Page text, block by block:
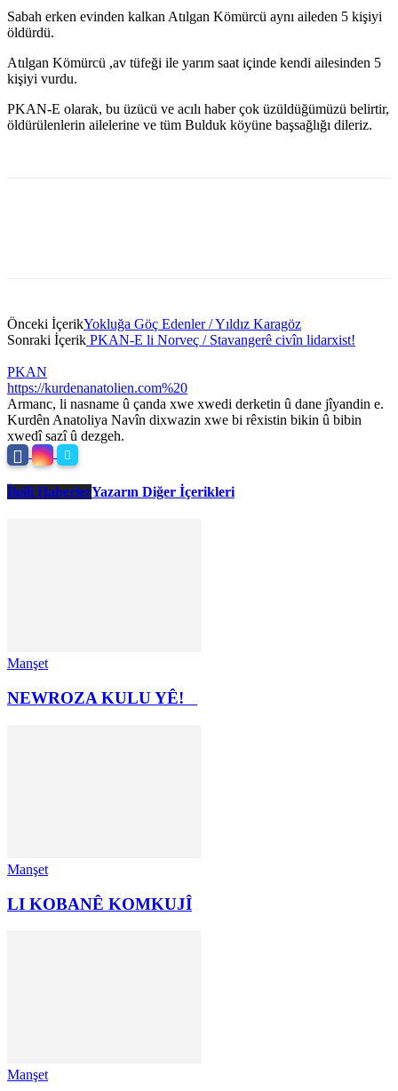
Sabah erken evinden kalkan Atılgan Kömürcü aynı aileden 5 kişiyi
öldürdü.
Atılgan Kömürcü ,av tüfeği ile yarım saat içinde kendi ailesinden 5
kişiyi vurdu.
PKAN-E olarak, bu üzücü ve acılı haber çok üzüldüğümüzü belirtir,
öldürülenlerin ailelerine ve tüm Bulduk köyüne başsağlığı dileriz.
Önceki İçerikYokluğa Göç Edenler / Yıldız Karagöz
Sonraki İçerik PKAN-E li Norveç / Stavangerê civîn lidarxist!
PKAN
https://kurdenanatolien.com%20
Armanc, li nasname û çanda xwe xwedi derketin û dane jîyandin e.
Kurdên Anatoliya Navîn dixwazin xwe bi rêxistin bikin û bibin
xwedî sazî û dezgeh.
İlgili HaberlerYazarın Diğer İçerikleri
Manşet
NEWROZA KULU YÊ!
Manşet
LI KOBANÊ KOMKUJÎ
Manşet